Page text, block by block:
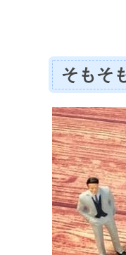
そもそ